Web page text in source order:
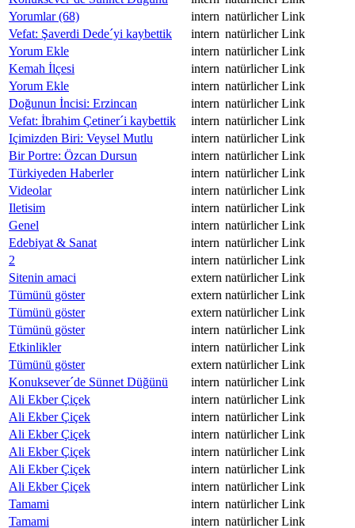
Yorumlar (68)
intern natürlicher Link
Vefat: Şaverdi Dede´yi kaybettik
intern natürlicher Link
Yorum Ekle
intern natürlicher Link
Kemah İlçesi
intern natürlicher Link
Yorum Ekle
intern natürlicher Link
Doğunun İncisi: Erzincan
intern natürlicher Link
Vefat: İbrahim Çetiner´i kaybettik
intern natürlicher Link
Içimizden Biri: Veysel Mutlu
intern natürlicher Link
Bir Portre: Özcan Dursun
intern natürlicher Link
Türkiyeden Haberler
intern natürlicher Link
Videolar
intern natürlicher Link
Iletisim
intern natürlicher Link
Genel
intern natürlicher Link
Edebiyat & Sanat
intern natürlicher Link
2
intern natürlicher Link
Sitenin amaci
extern natürlicher Link
Tümünü göster
extern natürlicher Link
Tümünü göster
extern natürlicher Link
Tümünü göster
intern natürlicher Link
Etkinlikler
intern natürlicher Link
Tümünü göster
extern natürlicher Link
Konuksever´de Sünnet Düğünü
intern natürlicher Link
Ali Ekber Çiçek
intern natürlicher Link
Ali Ekber Çiçek
intern natürlicher Link
Ali Ekber Çiçek
intern natürlicher Link
Ali Ekber Çiçek
intern natürlicher Link
Ali Ekber Çiçek
intern natürlicher Link
Ali Ekber Çiçek
intern natürlicher Link
Tamami
intern natürlicher Link
Tamami
intern natürlicher Link